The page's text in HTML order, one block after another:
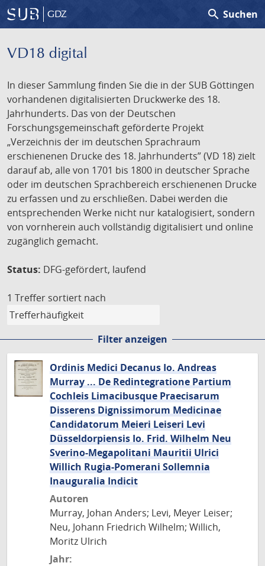
GDZ search Suchen
VD18 digital
In dieser Sammlung finden Sie die in der SUB Göttingen
vorhandenen digitalisierten Druckwerke des 18.
Jahrhunderts. Das von der Deutschen
Forschungsgemeinschaft geförderte Projekt
„Verzeichnis der im deutschen Sprachraum
erschienenen Drucke des 18. Jahrhunderts” (VD 18) zielt
darauf ab, alle von 1701 bis 1800 in deutscher Sprache
oder im deutschen Sprachbereich erschienenen Drucke
zu erfassen und zu erschließen. Dabei werden die
entsprechenden Werke nicht nur katalogisiert, sondern
von vornherein auch vollständig digitalisiert und online
zugänglich gemacht.
Status: DFG-gefördert, laufend
1 Treffer sortiert nach
Filter anzeigen
Ordinis Medici Decanus Io. Andreas
Murray ... De Redintegratione Partium
Cochleis Limacibusque Praecisarum
Disserens Dignissimorum Medicinae
Candidatorum Meieri Leiseri Levi
Düsseldorpiensis Io. Frid. Wilhelm Neu
Sverino-Megapolitani Mauritii Ulrici
Willich Rugia-Pomerani Sollemnia
Inauguralia Indicit
Autoren
Murray, Johan Anders; Levi, Meyer Leiser;
Neu, Johann Friedrich Wilhelm; Willich,
Moritz Ulrich
Jahr: